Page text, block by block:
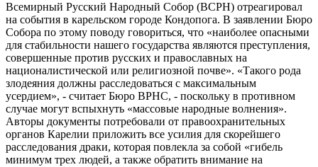
Всемирный Русский Народный Собор (ВСРН) отреагировал
на события в карельском городе Кондопога. В заявлении Бюро
Собора по этому поводу говориться, что «наиболее опасными
для стабильности нашего государства являются преступления,
совершенные против русских и православных на
националистической или религиозной почве». «Такого рода
злодеяния должны расследоваться с максимальным
усердием», - считает Бюро ВРНС, - поскольку в противном
случае могут вспыхнуть «массовые народные волнения».
Авторы документы потребовали от правоохранительных
органов Карелии приложить все усилия для скорейшего
расследования драки, которая повлекла за собой «гибель
минимум трех людей, а также обратить внимание на